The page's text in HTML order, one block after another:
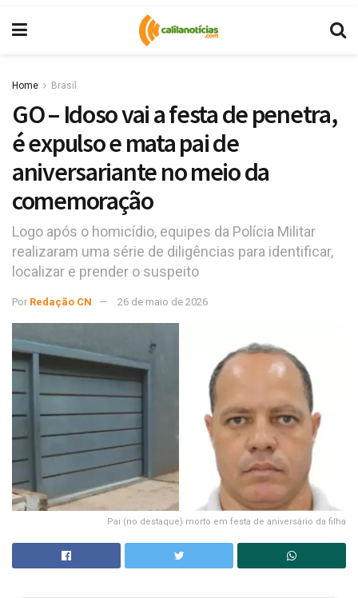
Home Brasil
GO – Idoso vai a festa de penetra,
é expulso e mata pai de
aniversariante no meio da
comemoração
Logo após o homicídio, equipes da Polícia Militar
realizaram uma série de diligências para identificar,
localizar e prender o suspeito
Por Redação CN 26 de maio de 2026
Pai (no destaque) morto em festa de aniversário da filha